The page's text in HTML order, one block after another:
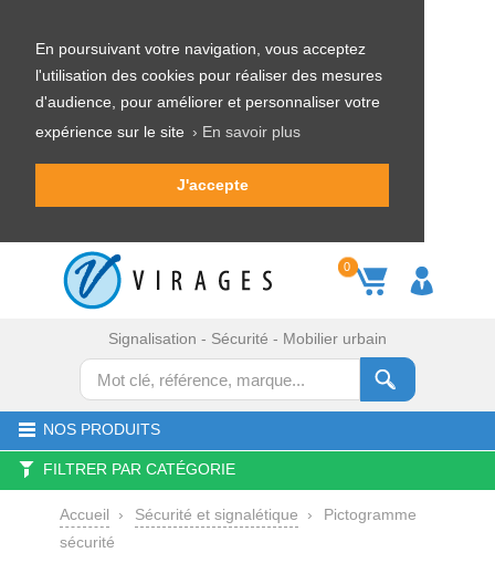
En poursuivant votre navigation, vous acceptez
l'utilisation des cookies pour réaliser des mesures
d'audience, pour améliorer et personnaliser votre
expérience sur le site › En savoir plus
J'accepte
0
Signalisation - Sécurité - Mobilier urbain
NOS PRODUITS
FILTRER PAR CATÉGORIE
Accueil › Sécurité et signalétique ›
Pictogramme
sécurité